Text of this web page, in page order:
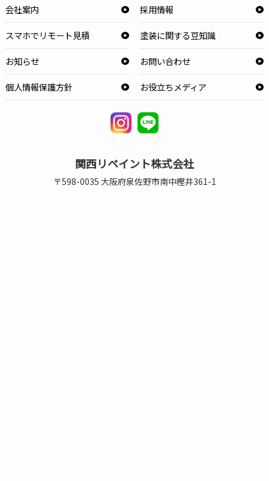
会社案内 採用情報
スマホでリモート見積 塗装に関する豆知識
お知らせ お問い合わせ
個人情報保護方針 お役立ちメディア
関西リペイント株式会社
〒598-0035 大阪府泉佐野市南中樫井361-1